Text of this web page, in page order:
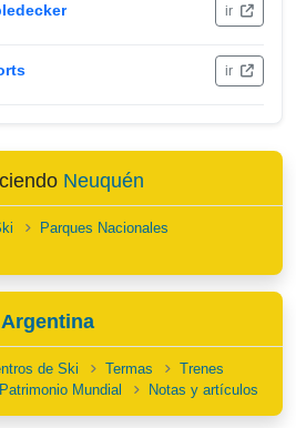
ir
ir
Neuquén
Parques Nacionales
Argentina
de Ski Termas
Trenes
Patrimonio Mundial Notas y artículos